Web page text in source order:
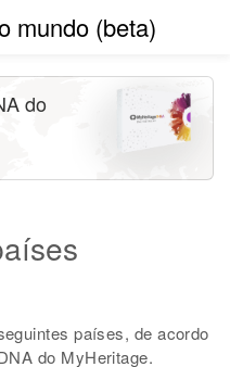
mundo (beta)
países, de acordo
do MyHeritage.
do